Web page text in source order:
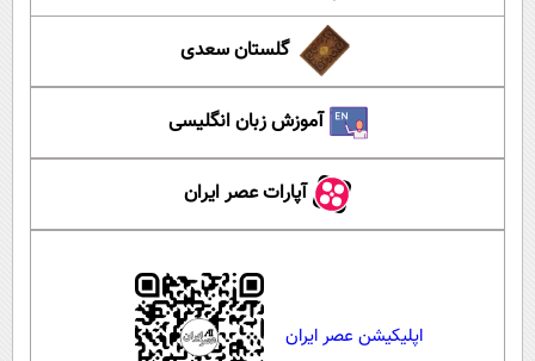
گلستان سعدی
آموزش زبان انگلیسی
آپارات عصر ایران
اپلیکیشن عصر ایران